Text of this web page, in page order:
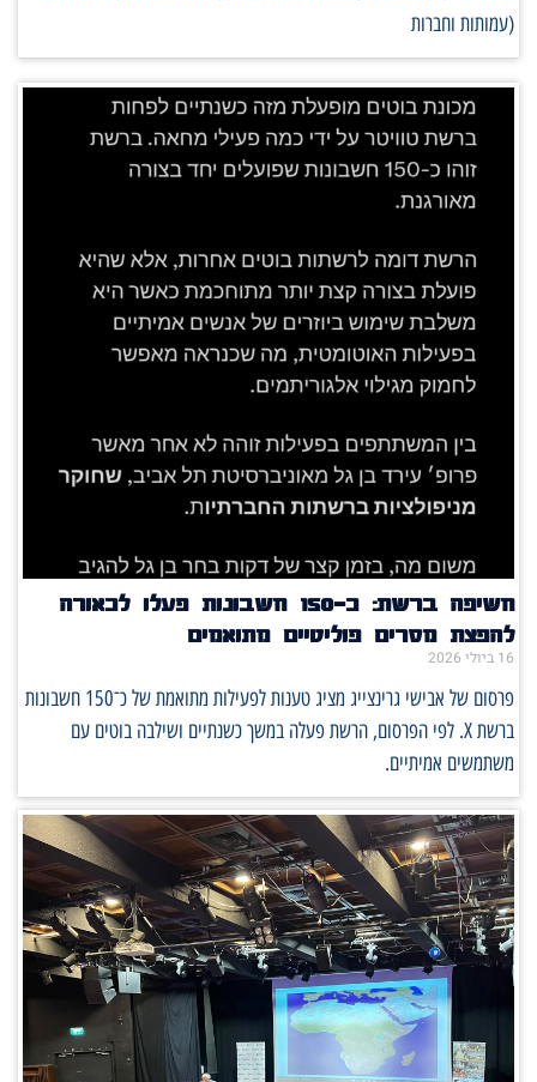
(עמותות וחברות
חשיפה ברשת: כ־150 חשבונות פעלו לכאורה
להפצת מסרים פוליטיים מתואמים
16 ביולי 2026
פרסום של אבישי גרינצייג מציג טענות לפעילות מתואמת של כ־150 חשבונות
ברשת X. לפי הפרסום, הרשת פעלה במשך כשנתיים ושילבה בוטים עם
משתמשים אמיתיים.